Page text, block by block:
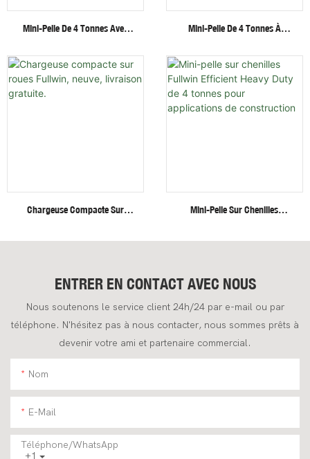
Mini-Pelle De 4 Tonnes Avec
Et Système Hydraulique
Puissant Et Fiable
Mini-Pelle De 4 Tonnes À
Invisible Haute Et Basse
Vitesse À Haut Rendement
Chargeuse Compacte Sur
Livraison Gratuite.
Mini-Pelle Sur Chenilles
4 Tonnes Pour Applications De
ENTRER EN CONTACT AVEC NOUS
Nous soutenons le service client 24h/24 par e-mail ou par
téléphone. N'hésitez pas à nous contacter, nous sommes prêts à
devenir votre ami et partenaire commercial.
Nom
E-Mail
+1
Téléphone/WhatsApp